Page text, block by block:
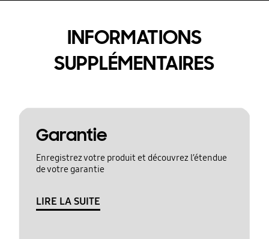
INFORMATIONS
SUPPLÉMENTAIRES
Garantie
Enregistrez votre produit et découvrez l’étendue
de votre garantie
LIRE LA SUITE